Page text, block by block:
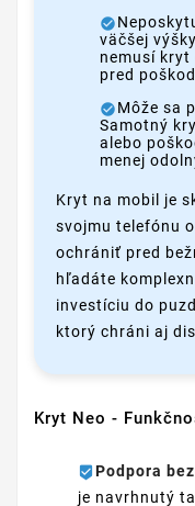
väčšej
nemusí
pred
Môže sa
Samotný
alebo
menej
Kryt na mobil je
svojmu telefónu
ochrániť pred
hľadáte
investíciu do
ktorý chráni aj
Kryt Neo -
Podpora
je navrhnutý